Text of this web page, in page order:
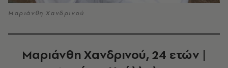
Μαριάνθη Χανδρινού
Μαριάνθη Χανδρινού, 24 ετών |